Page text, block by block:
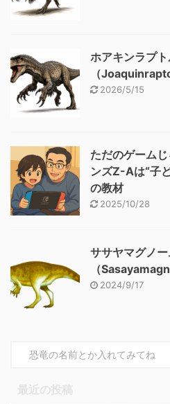
ホアキンラプ
（
2026/5/15
ただのゲーム
ンズZ-Aは“子
の教材
2025/10/28
ササヤマグノ
（
2024/9/17